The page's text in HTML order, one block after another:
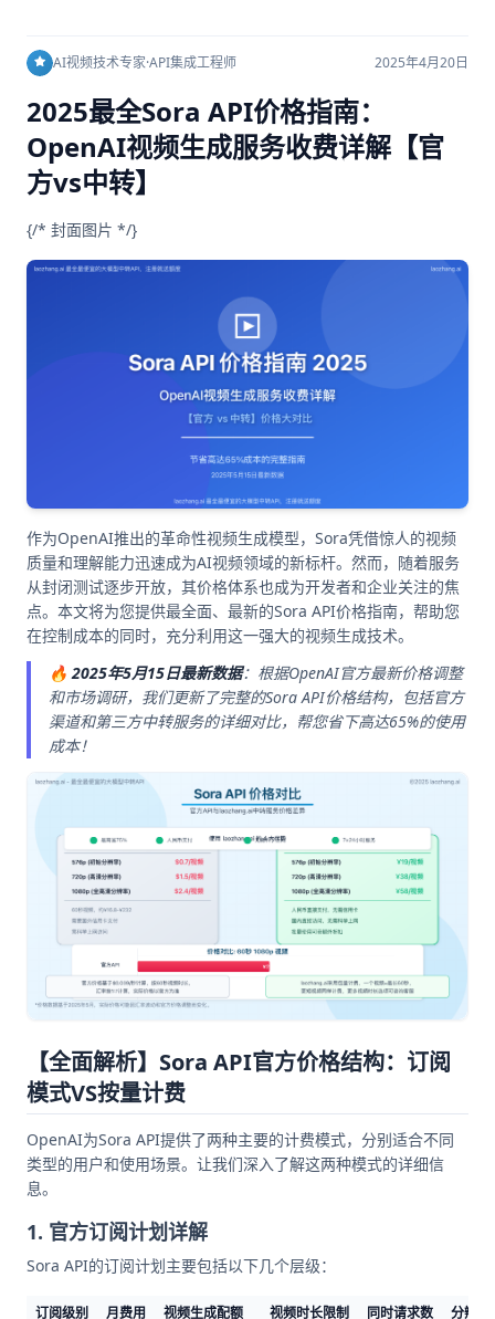
AI视频技术专家·API集成工程师 2025年4月20日
2025最全Sora API价格指南：
OpenAI视频生成服务收费详解【官
方vs中转】
{/* 封面图片 */}
作为OpenAI推出的革命性视频生成模型，Sora凭借惊人的视频
质量和理解能力迅速成为AI视频领域的新标杆。然而，随着服务
从封闭测试逐步开放，其价格体系也成为开发者和企业关注的焦
点。本文将为您提供最全面、最新的Sora API价格指南，帮助您
在控制成本的同时，充分利用这一强大的视频生成技术。
🔥 2025年5月15日最新数据：根据OpenAI官方最新价格调整
和市场调研，我们更新了完整的Sora API价格结构，包括官方
渠道和第三方中转服务的详细对比，帮您省下高达65%的使用
成本！
【全面解析】Sora API官方价格结构：订阅
模式VS按量计费
OpenAI为Sora API提供了两种主要的计费模式，分别适合不同
类型的用户和使用场景。让我们深入了解这两种模式的详细信
息。
1. 官方订阅计划详解
Sora API的订阅计划主要包括以下几个层级：
订阅级别 月费用 视频生成配额 视频时长限制 同时请求数
分辨率